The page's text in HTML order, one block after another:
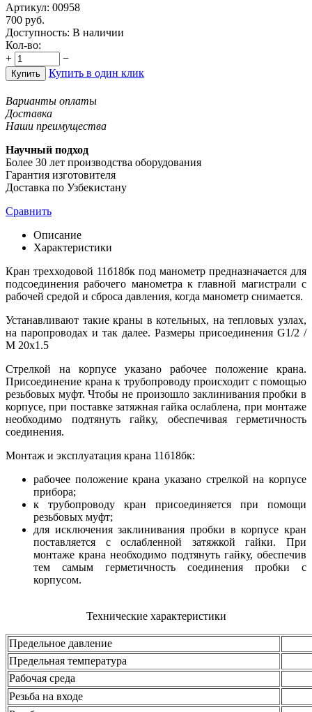
Артикул: 00958
700 руб.
Доступность: В наличии
Кол-во:
+
−
Купить Купить в один клик
Варианты оплаты
Доставка
Наши преимущества
Научный подход
Более 30 лет производства оборудования
Гарантия изготовителя
Доставка по Узбекистану
Сравнить
Описание
Характеристики
Кран трехходовой 11б18бк под манометр предназначается для
подсоединения рабочего манометра к главной магистрали с
рабочей средой и сброса давления, когда манометр снимается.
Устанавливают такие краны в котельных, на тепловых узлах,
на паропроводах и так далее. Размеры присоединения G1/2 /
M 20x1.5
Стрелкой на корпусе указано рабочее положение крана.
Присоединение крана к трубопроводу происходит с помощью
резьбовых муфт. Чтобы не произошло заклинивания пробки в
корпусе, при поставке затяжная гайка ослаблена, при монтаже
необходимо подтянуть гайку, обеспечивая герметичность
соединения.
Монтаж и эксплуатация крана 11б18бк:
рабочее положение крана указано стрелкой на корпусе
прибора;
к трубопроводу кран присоединяется при помощи
резьбовых муфт;
для исключения заклинивания пробки в корпусе кран
поставляется с ослабленной затяжкой гайки. При
монтаже крана необходимо подтянуть гайку, обеспечив
тем самым герметичность соединения пробки с
корпусом.
Технические характеристики
Предельное давление
Предельная температура
Рабочая среда
Резьба на входе